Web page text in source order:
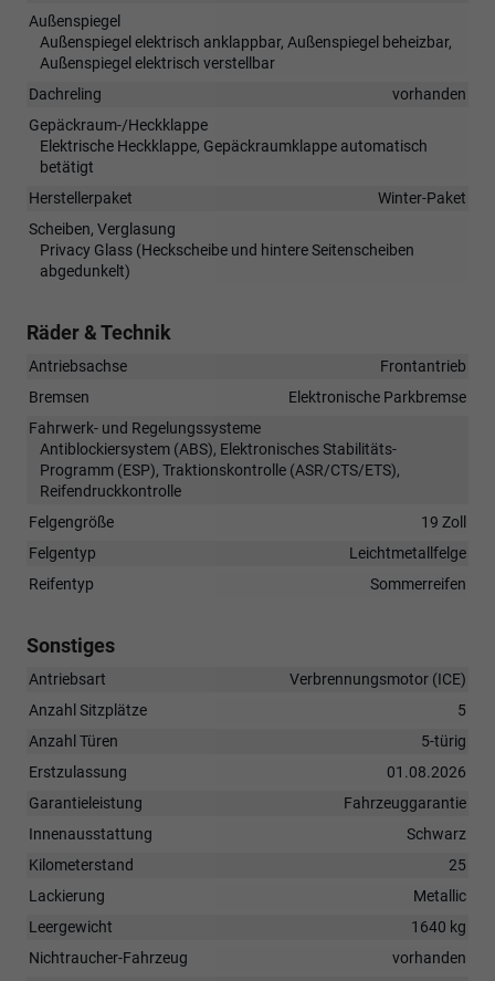
Außenspiegel
Außenspiegel elektrisch anklappbar, Außenspiegel beheizbar,
Außenspiegel elektrisch verstellbar
Dachreling
vorhanden
Gepäckraum-/Heckklappe
Elektrische Heckklappe, Gepäckraumklappe automatisch
betätigt
Herstellerpaket
Winter-Paket
Scheiben, Verglasung
Privacy Glass (Heckscheibe und hintere Seitenscheiben
abgedunkelt)
Räder & Technik
Antriebsachse
Frontantrieb
Bremsen
Elektronische Parkbremse
Fahrwerk- und Regelungssysteme
Antiblockiersystem (ABS), Elektronisches Stabilitäts-
Programm (ESP), Traktionskontrolle (ASR/CTS/ETS),
Reifendruckkontrolle
Felgengröße
19 Zoll
Felgentyp
Leichtmetallfelge
Reifentyp
Sommerreifen
Sonstiges
Antriebsart
Verbrennungsmotor (ICE)
Anzahl Sitzplätze
5
Anzahl Türen
5-türig
Erstzulassung
01.08.2026
Garantieleistung
Fahrzeuggarantie
Innenausstattung
Schwarz
Kilometerstand
25
Lackierung
Metallic
Leergewicht
1640 kg
Nichtraucher-Fahrzeug
vorhanden